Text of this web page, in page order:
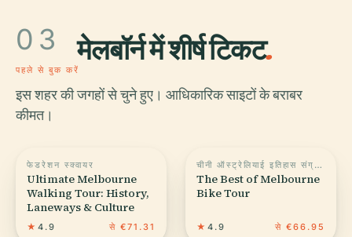
03 मेलबॉर्न में शीर्ष टिकट.
पहले से बुक करें
इस शहर की जगहों से चुने हुए। आधिकारिक साइटों के बराबर
कीमत।
फेडरेशन स्क्वायर
Ultimate Melbourne
Walking Tour: History,
Laneways & Culture
★ 4.9 से €71.31
चीनी ऑस्ट्रेलियाई इतिहास संग्रहालय
The Best of Melbourne
Bike Tour
★ 4.9 से €66.95